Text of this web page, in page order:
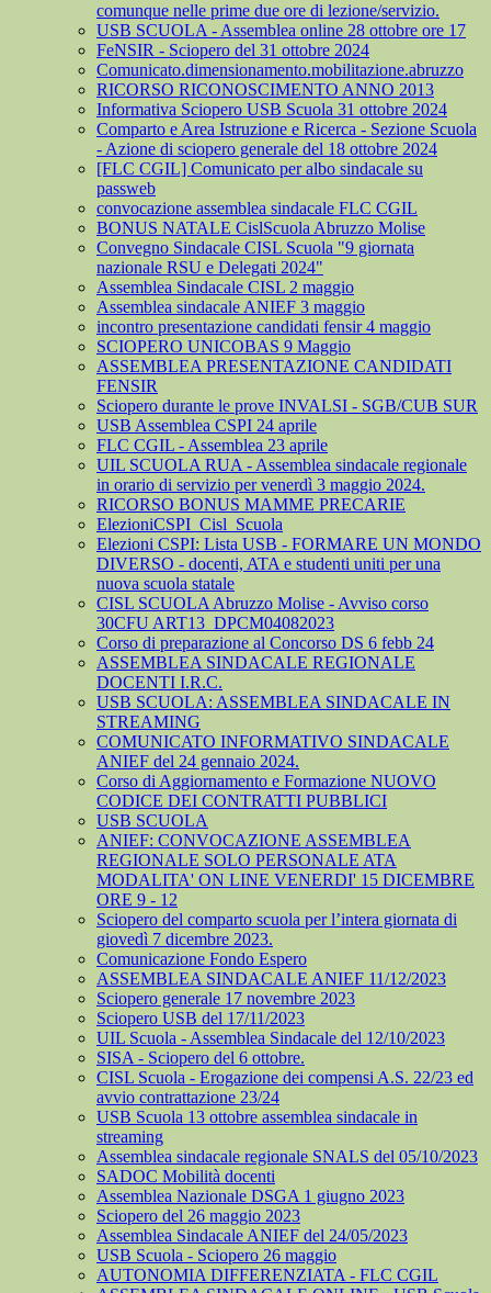
comunque nelle prime due ore di lezione/servizio.
USB SCUOLA - Assemblea online 28 ottobre ore 17
FeNSIR - Sciopero del 31 ottobre 2024
Comunicato.dimensionamento.mobilitazione.abruzzo
RICORSO RICONOSCIMENTO ANNO 2013
Informativa Sciopero USB Scuola 31 ottobre 2024
Comparto e Area Istruzione e Ricerca - Sezione Scuola
- Azione di sciopero generale del 18 ottobre 2024
[FLC CGIL] Comunicato per albo sindacale su
passweb
convocazione assemblea sindacale FLC CGIL
BONUS NATALE CislScuola Abruzzo Molise
Convegno Sindacale CISL Scuola "9 giornata
nazionale RSU e Delegati 2024"
Assemblea Sindacale CISL 2 maggio
Assemblea sindacale ANIEF 3 maggio
incontro presentazione candidati fensir 4 maggio
SCIOPERO UNICOBAS 9 Maggio
ASSEMBLEA PRESENTAZIONE CANDIDATI
FENSIR
Sciopero durante le prove INVALSI - SGB/CUB SUR
USB Assemblea CSPI 24 aprile
FLC CGIL - Assemblea 23 aprile
UIL SCUOLA RUA - Assemblea sindacale regionale
in orario di servizio per venerdì 3 maggio 2024.
RICORSO BONUS MAMME PRECARIE
ElezioniCSPI_Cisl_Scuola
Elezioni CSPI: Lista USB - FORMARE UN MONDO
DIVERSO - docenti, ATA e studenti uniti per una
nuova scuola statale
CISL SCUOLA Abruzzo Molise - Avviso corso
30CFU ART13_DPCM04082023
Corso di preparazione al Concorso DS 6 febb 24
ASSEMBLEA SINDACALE REGIONALE
DOCENTI I.R.C.
USB SCUOLA: ASSEMBLEA SINDACALE IN
STREAMING
COMUNICATO INFORMATIVO SINDACALE
ANIEF del 24 gennaio 2024.
Corso di Aggiornamento e Formazione NUOVO
CODICE DEI CONTRATTI PUBBLICI
USB SCUOLA
ANIEF: CONVOCAZIONE ASSEMBLEA
REGIONALE SOLO PERSONALE ATA
MODALITA' ON LINE VENERDI' 15 DICEMBRE
ORE 9 - 12
Sciopero del comparto scuola per l’intera giornata di
giovedì 7 dicembre 2023.
Comunicazione Fondo Espero
ASSEMBLEA SINDACALE ANIEF 11/12/2023
Sciopero generale 17 novembre 2023
Sciopero USB del 17/11/2023
UIL Scuola - Assemblea Sindacale del 12/10/2023
SISA - Sciopero del 6 ottobre.
CISL Scuola - Erogazione dei compensi A.S. 22/23 ed
avvio contrattazione 23/24
USB Scuola 13 ottobre assemblea sindacale in
streaming
Assemblea sindacale regionale SNALS del 05/10/2023
SADOC Mobilità docenti
Assemblea Nazionale DSGA 1 giugno 2023
Sciopero del 26 maggio 2023
Assemblea Sindacale ANIEF del 24/05/2023
USB Scuola - Sciopero 26 maggio
AUTONOMIA DIFFERENZIATA - FLC CGIL